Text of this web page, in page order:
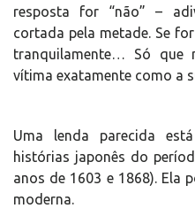
resposta for “não” –
cortada pela metade. Se
tranquilamente… Só
vítima exatamente como a
Uma lenda parecida
histórias japonês do
anos de 1603 e 1868). Ela
moderna.